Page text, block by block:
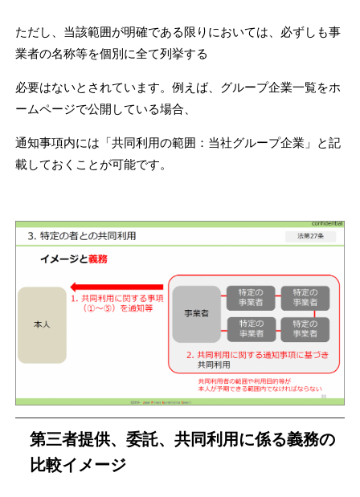
ただし、当該範囲が明確である限りにおいては、必ずしも事
業者の名称等を個別に全て列挙する
必要はないとされています。例えば、グループ企業一覧をホ
ームページで公開している場合、
通知事項内には「共同利用の範囲：当社グループ企業」と記
載しておくことが可能です。
第三者提供、委託、共同利用に係る義務の
比較イメージ